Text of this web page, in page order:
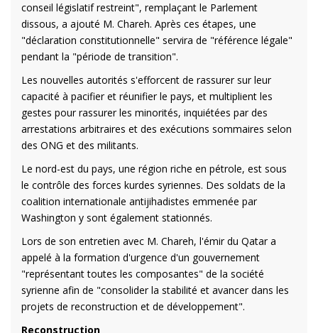
conseil législatif restreint", remplaçant le Parlement
dissous, a ajouté M. Chareh. Après ces étapes, une
"déclaration constitutionnelle" servira de "référence légale"
pendant la "période de transition".
Les nouvelles autorités s'efforcent de rassurer sur leur
capacité à pacifier et réunifier le pays, et multiplient les
gestes pour rassurer les minorités, inquiétées par des
arrestations arbitraires et des exécutions sommaires selon
des ONG et des militants.
Le nord-est du pays, une région riche en pétrole, est sous
le contrôle des forces kurdes syriennes. Des soldats de la
coalition internationale antijihadistes emmenée par
Washington y sont également stationnés.
Lors de son entretien avec M. Chareh, l'émir du Qatar a
appelé à la formation d'urgence d'un gouvernement
"représentant toutes les composantes" de la société
syrienne afin de "consolider la stabilité et avancer dans les
projets de reconstruction et de développement".
Reconstruction